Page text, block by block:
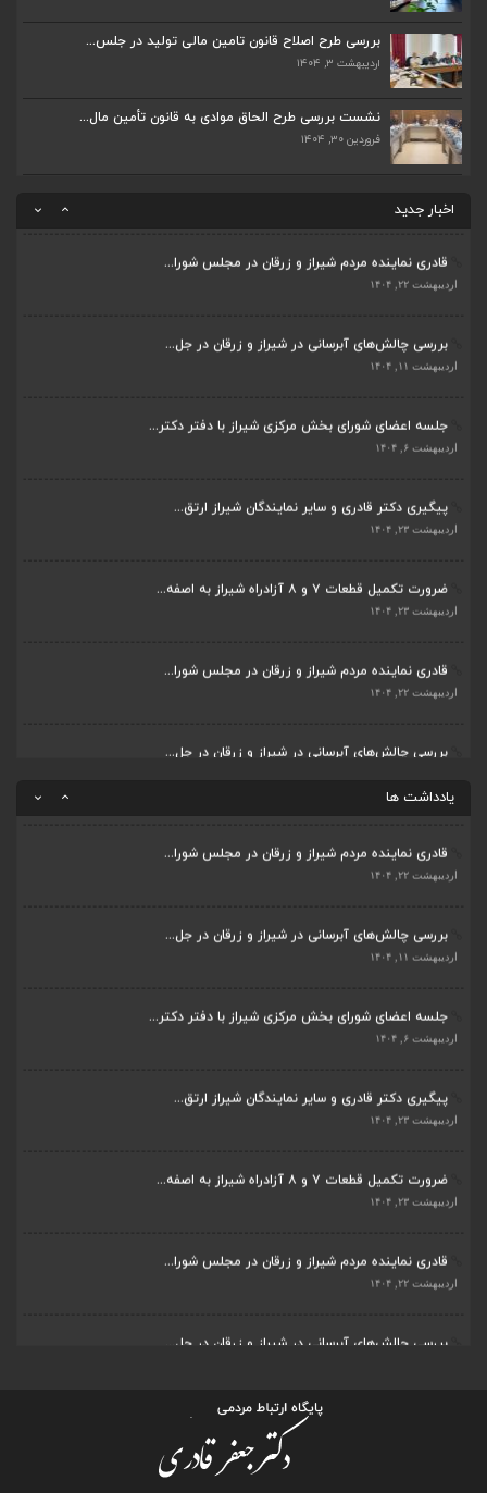
بررسی طرح اصلاح قانون تامین مالی تولید در جلس...
اردیبهشت ۳, ۱۴۰۴
نشست بررسی طرح الحاق موادی به قانون تأمین مال...
فروردین ۳۰, ۱۴۰۴
اخبار جدید
جلسه اعضای شورای بخش مرکزی شیراز با دفتر دکتر...
اردیبهشت ۶, ۱۴۰۴
پیگیری دکتر قادری و سایر نمایندگان شیراز ارتق...
اردیبهشت ۲۳, ۱۴۰۴
قادری نماینده مردم شیراز و زرقان در مجلس شورا...
اردیبهشت ۲۲, ۱۴۰۴
بررسی چالش‌های آبرسانی در شیراز و زرقان در جل...
اردیبهشت ۱۱, ۱۴۰۴
جلسه اعضای شورای بخش مرکزی شیراز با دفتر دکتر...
اردیبهشت ۶, ۱۴۰۴
پیگیری دکتر قادری و سایر نمایندگان شیراز ارتق...
اردیبهشت ۲۳, ۱۴۰۴
ضرورت تکمیل قطعات ۷ و ۸ آزادراه شیراز به اصفه...
اردیبهشت ۲۳, ۱۴۰۴
قادری نماینده مردم شیراز و زرقان در مجلس شورا...
اردیبهشت ۲۲, ۱۴۰۴
بررسی چالش‌های آبرسانی در شیراز و زرقان در جل...
یادداشت ها
ضرورت تکمیل قطعات ۷ و ۸ آزادراه شیراز به اصفه...
اردیبهشت ۲۳, ۱۴۰۴
قادری نماینده مردم شیراز و زرقان در مجلس شورا...
اردیبهشت ۲۲, ۱۴۰۴
بررسی چالش‌های آبرسانی در شیراز و زرقان در جل...
اردیبهشت ۱۱, ۱۴۰۴
جلسه اعضای شورای بخش مرکزی شیراز با دفتر دکتر...
اردیبهشت ۶, ۱۴۰۴
پیگیری دکتر قادری و سایر نمایندگان شیراز ارتق...
اردیبهشت ۲۳, ۱۴۰۴
ضرورت تکمیل قطعات ۷ و ۸ آزادراه شیراز به اصفه...
قادری نماینده مردم شیراز و زرقان در مجلس شورا...
بررسی چالش‌های آبرسانی در شیراز و زرقان در جل...
جلسه اعضای شورای بخش مرکزی شیراز با دفتر دکتر...
پیگیری دکتر قادری و سایر نمایندگان شیراز ارتق...
اردیبهشت ۲۳, ۱۴۰۴
ضرورت تکمیل قطعات ۷ و ۸ آزادراه شیراز به اصفه...
قادری نماینده مردم شیراز و زرقان در مجلس شورا...
بررسی چالش‌های آبرسانی در شیراز و زرقان در جل...